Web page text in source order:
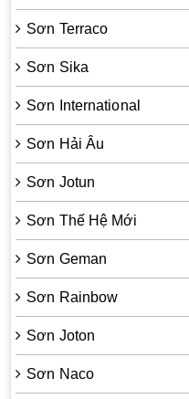
Sơn Terraco
Sơn Sika
Sơn International
Sơn Hải Âu
Sơn Jotun
Sơn Thế Hệ Mới
Sơn Geman
Sơn Rainbow
Sơn Joton
Sơn Naco